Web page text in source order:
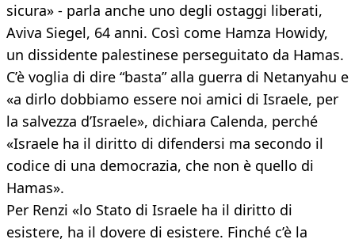
sicura» - parla anche uno degli ostaggi liberati,
Aviva Siegel, 64 anni. Così come Hamza Howidy,
un dissidente palestinese perseguitato da Hamas.
C’è voglia di dire “basta” alla guerra di Netanyahu e
«a dirlo dobbiamo essere noi amici di Israele, per
la salvezza d’Israele», dichiara Calenda, perché
«Israele ha il diritto di difendersi ma secondo il
codice di una democrazia, che non è quello di
Hamas».
Per Renzi «lo Stato di Israele ha il diritto di
esistere, ha il dovere di esistere. Finché c’è la